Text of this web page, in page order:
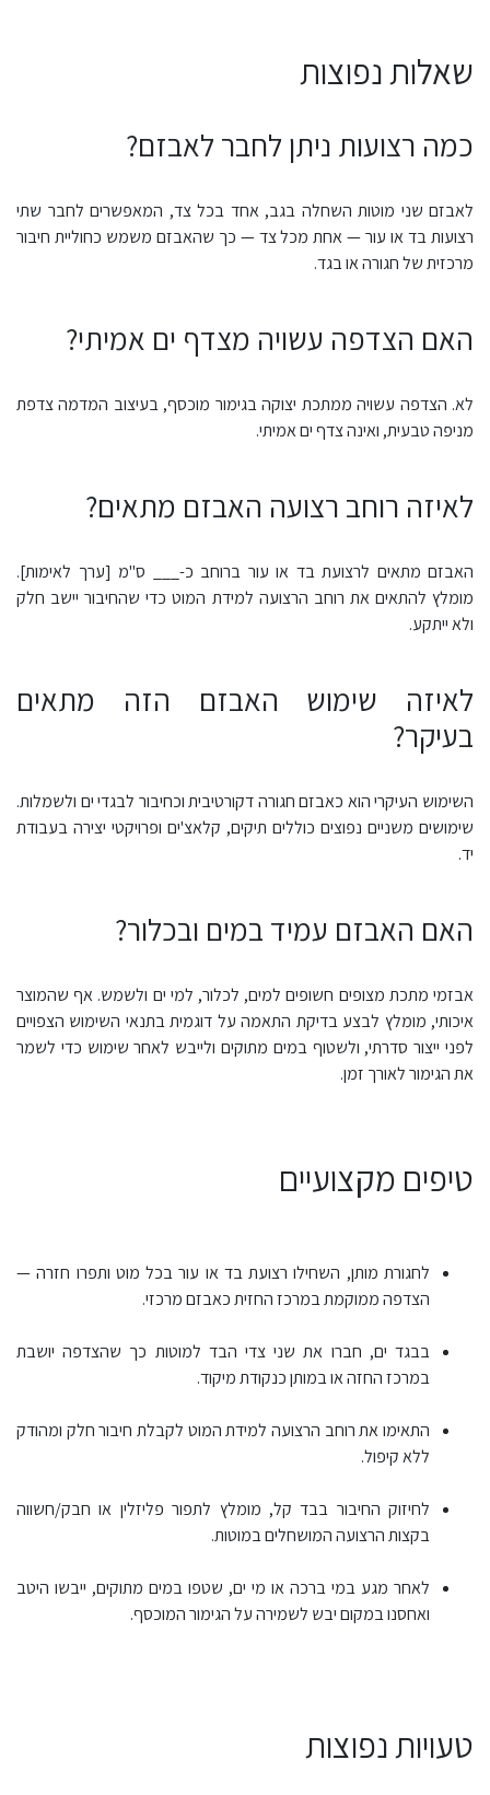
שאלות נפוצות
כמה רצועות ניתן לחבר לאבזם?
לאבזם שני מוטות השחלה בגב, אחד בכל צד, המאפשרים לחבר שתי
רצועות בד או עור — אחת מכל צד — כך שהאבזם משמש כחוליית חיבור
מרכזית של חגורה או בגד.
האם הצדפה עשויה מצדף ים אמיתי?
לא. הצדפה עשויה ממתכת יצוקה בגימור מוכסף, בעיצוב המדמה צדפת
מניפה טבעית, ואינה צדף ים אמיתי.
לאיזה רוחב רצועה האבזם מתאים?
האבזם מתאים לרצועת בד או עור ברוחב כ-___ ס"מ [ערך לאימות].
מומלץ להתאים את רוחב הרצועה למידת המוט כדי שהחיבור יישב חלק
ולא ייתקע.
לאיזה שימוש האבזם הזה מתאים
בעיקר?
השימוש העיקרי הוא כאבזם חגורה דקורטיבית וכחיבור לבגדי ים ולשמלות.
שימושים משניים נפוצים כוללים תיקים, קלאצ'ים ופרויקטי יצירה בעבודת
יד.
האם האבזם עמיד במים ובכלור?
אבזמי מתכת מצופים חשופים למים, לכלור, למי ים ולשמש. אף שהמוצר
איכותי, מומלץ לבצע בדיקת התאמה על דוגמית בתנאי השימוש הצפויים
לפני ייצור סדרתי, ולשטוף במים מתוקים ולייבש לאחר שימוש כדי לשמר
את הגימור לאורך זמן.
טיפים מקצועיים
לחגורת מותן, השחילו רצועת בד או עור בכל מוט ותפרו חזרה —
הצדפה ממוקמת במרכז החזית כאבזם מרכזי.
בבגד ים, חברו את שני צדי הבד למוטות כך שהצדפה יושבת
במרכז החזה או במותן כנקודת מיקוד.
התאימו את רוחב הרצועה למידת המוט לקבלת חיבור חלק ומהודק
ללא קיפול.
לחיזוק החיבור בבד קל, מומלץ לתפור פליזלין או חבק/חשווה
בקצות הרצועה המושחלים במוטות.
לאחר מגע במי ברכה או מי ים, שטפו במים מתוקים, ייבשו היטב
ואחסנו במקום יבש לשמירה על הגימור המוכסף.
טעויות נפוצות